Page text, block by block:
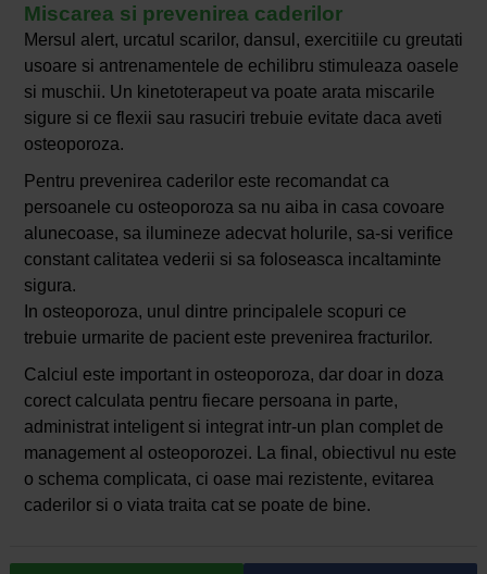
Miscarea si prevenirea caderilor
Mersul alert, urcatul scarilor, dansul, exercitiile cu greutati
usoare si antrenamentele de echilibru stimuleaza oasele
si muschii. Un kinetoterapeut va poate arata miscarile
sigure si ce flexii sau rasuciri trebuie evitate daca aveti
osteoporoza.
Pentru prevenirea caderilor este recomandat ca
persoanele cu osteoporoza sa nu aiba in casa covoare
alunecoase, sa ilumineze adecvat holurile, sa-si verifice
constant calitatea vederii si sa foloseasca incaltaminte
sigura.
In osteoporoza, unul dintre principalele scopuri ce
trebuie urmarite de pacient este prevenirea fracturilor.
Calciul este important in osteoporoza, dar doar in doza
corect calculata pentru fiecare persoana in parte,
administrat inteligent si integrat intr-un plan complet de
management al osteoporozei. La final, obiectivul nu este
o schema complicata, ci oase mai rezistente, evitarea
caderilor si o viata traita cat se poate de bine.